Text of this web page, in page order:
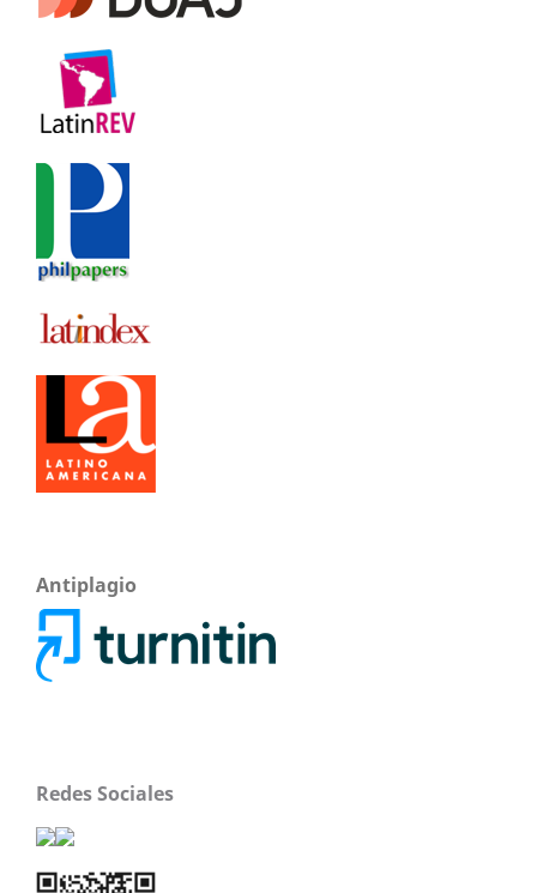
Antiplagio
Redes Sociales